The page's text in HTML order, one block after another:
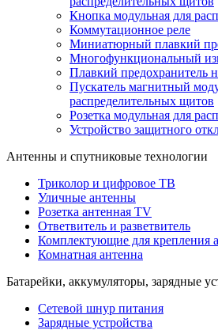
Кнопка модульная для
Коммутационное реле
Миниатюрный плавкий
Многофункциональный
Плавкий предохранитель
Пускатель магнитный
распределительных щитов
Розетка модульная для
Устройство защитного
Антенны и спутниковые технологии
Триколор и цифровое ТВ
Уличные антенны
Розетка антенная TV
Ответвитель и разветвитель
Комплектующие для крепления
Комнатная антенна
Батарейки, аккумуляторы, зарядные
Сетевой шнур питания
Зарядные устройства